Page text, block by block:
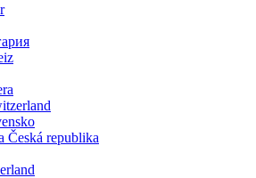
Česká republika